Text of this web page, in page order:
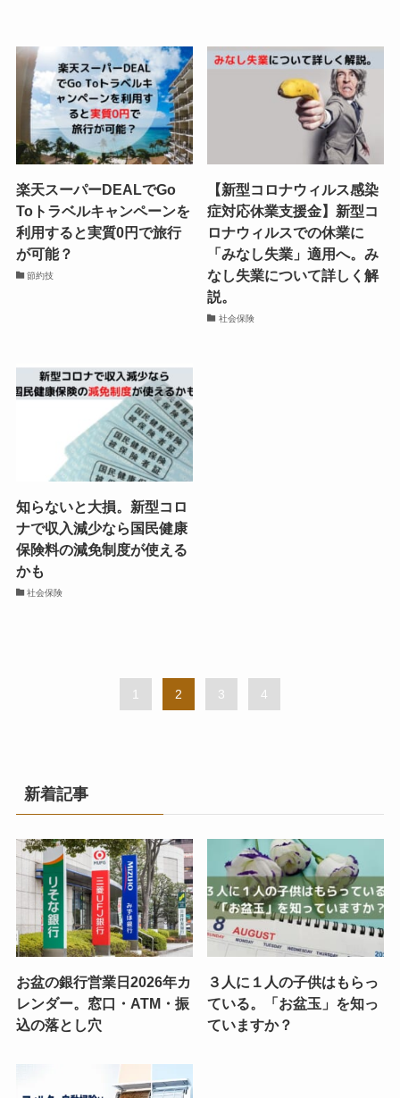
楽天スーパーDEALでGo
Toトラベルキャンペーンを
利用すると実質0円で旅行
が可能？
節約技
【新型コロナウィルス感染
症対応休業支援金】新型コ
ロナウィルスでの休業に
「みなし失業」適用へ。み
なし失業について詳しく解
説。
社会保険
知らないと大損。新型コロ
ナで収入減少なら国民健康
保険料の減免制度が使える
かも
社会保険
1 2 3 4
新着記事
お盆の銀行営業日2026年カ
レンダー。窓口・ATM・振
込の落とし穴
３人に１人の子供はもらっ
ている。「お盆玉」を知っ
ていますか？